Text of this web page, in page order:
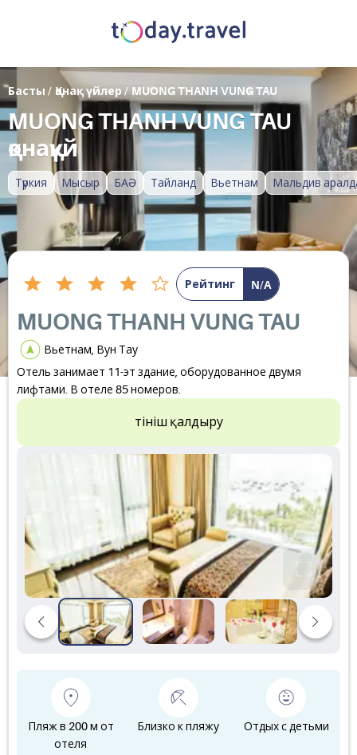
Түркия Мысыр БАӘ Тайланд Вьетнам Мальдив
Басты / Қонақ үйлер/ MUONG THANH VUNG TAU
MUONG THANH VUNG TAU
қонақүй
Рейтинг N/A
MUONG THANH VUNG TAU
Вьетнам, Вун Тау
Отель занимает 11-эт здание, оборудованное двумя
лифтами. В отеле 85 номеров.
Өтініш қалдыру
Пляж в 200 м от
отеля
Близко к пляжу Отдых с детьми